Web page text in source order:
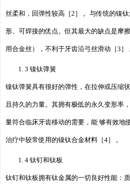
丝柔和，回弹性较高［2］ 。与传统的镍
形、可焊接的优点。但其最大的缺点是摩
用合金丝），不利于牙齿沿弓丝滑动［3］
1. 3 镍钛弹簧
镍钛弹簧具有很好的弹性，在拉伸或压缩
且持久的力量。其拥有极低的永久变形率
量符合临床牙齿移动的需要，能 够有效地
治疗中较常使用的镍钛合金材料［4］ 。
1. 4 钛钉和钛板
钛钉和钛板拥有钛金属的一切良好性能：